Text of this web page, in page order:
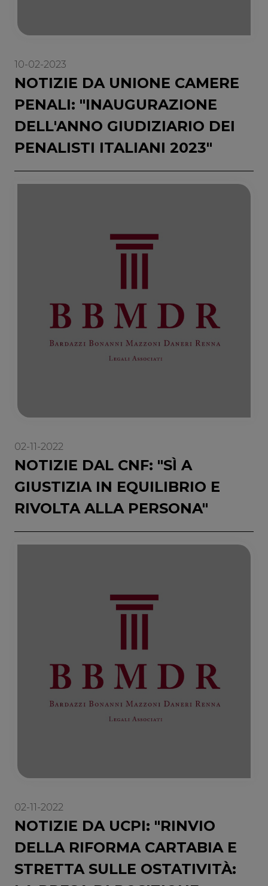
10-02-2023
NOTIZIE DA UNIONE CAMERE
PENALI: "INAUGURAZIONE
DELL'ANNO GIUDIZIARIO DEI
PENALISTI ITALIANI 2023"
02-11-2022
NOTIZIE DAL CNF: "SÌ A
GIUSTIZIA IN EQUILIBRIO E
RIVOLTA ALLA PERSONA"
02-11-2022
NOTIZIE DA UCPI: "RINVIO
DELLA RIFORMA CARTABIA E
STRETTA SULLE OSTATIVITÀ: